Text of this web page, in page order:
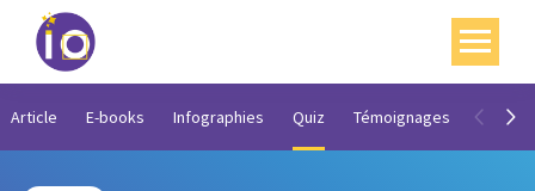
Vos enjeux
Article E-books Infographies Quiz Témoignages Vidéos